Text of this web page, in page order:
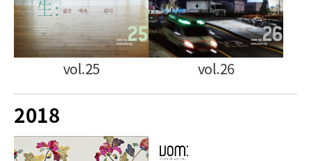
vol.25 vol.26
2018